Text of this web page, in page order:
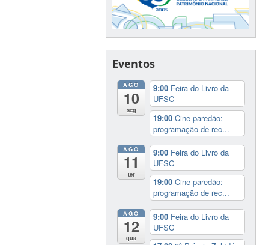
Eventos
AGO
10
seg
9:00 Feira do Livro da
UFSC
19:00Cine paredão:
programação de rec...
AGO
11
ter
9:00 Feira do Livro da
UFSC
19:00Cine paredão:
programação de rec...
AGO
12
qua
9:00 Feira do Livro da
UFSC